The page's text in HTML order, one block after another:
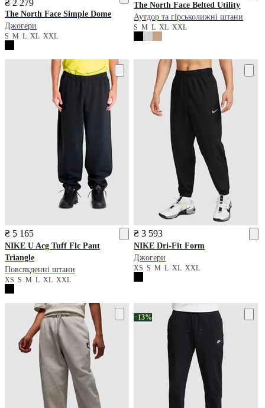
₴ 2 279
The North Face Simple Dome
Джогери
S M L XL XXL
The North Face Belted Utility
Аутдор та гірськолижні штани
SMLXLXXL
₴ 5 165
NIKE U Acg Tuff Flc Pant
Triangle
Повсякденні штани
XS S M L XL XXL
₴ 3 593
NIKE Dri-Fit Form
Джогери
XSSMLXLXXL
−13%